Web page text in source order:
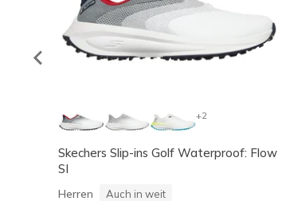
+2
Skechers Slip-ins Golf Waterproof: Flow
SI
Herren Auch in weit